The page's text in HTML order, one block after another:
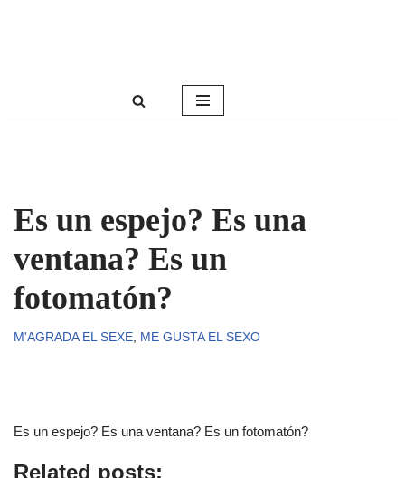
Es un espejo? Es una
ventana? Es un
fotomatón?
M'AGRADA EL SEXE, ME GUSTA EL SEXO
Es un espejo? Es una ventana? Es un fotomatón?
Related posts: